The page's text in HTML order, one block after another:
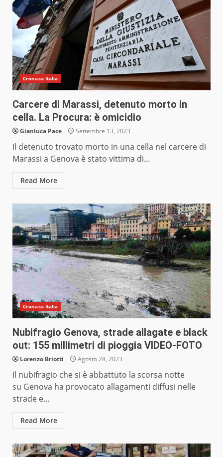
Cronaca Italia
Carcere di Marassi, detenuto morto in
cella. La Procura: è omicidio
Gianluca Pace Settembre 13, 2023
Il detenuto trovato morto in una cella nel carcere di
Marassi a Genova è stato vittima di...
Read More
Cronaca Italia
Nubifragio Genova, strade allagate e black
out: 155 millimetri di pioggia VIDEO-FOTO
Lorenzo Briotti Agosto 28, 2023
Il nubifragio che si è abbattuto la scorsa notte
su Genova ha provocato allagamenti diffusi nelle
strade e...
Read More